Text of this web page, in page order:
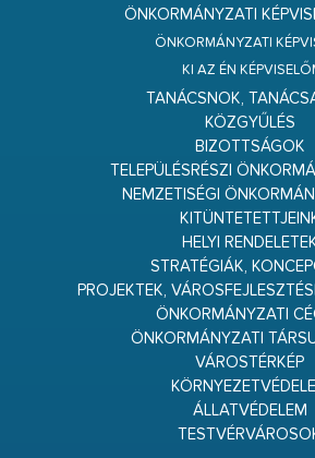
ÖNKORMÁNYZATI
ÖNKORMÁNYZATI
KI AZ ÉN
TANÁCSNOK,
KÖZGYŰLÉS
BIZOTTSÁGOK
TELEPÜLÉSRÉSZI
NEMZETISÉGI
HELYI
STRATÉGIÁK,
PROJEKTEK,
ÖNKORMÁNYZATI
ÖNKORMÁNYZATI
VÁROSTÉRKÉP
ÁLLATVÉDELEM